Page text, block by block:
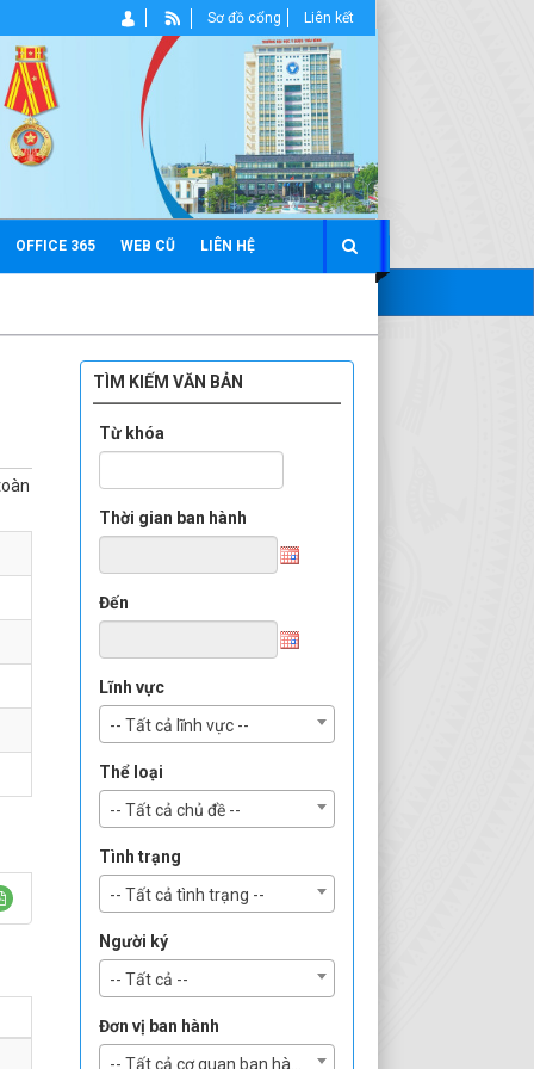
OFFICE 365 WEB CŨ LIÊN HỆ
Sơ đồ cổng Liên kết
TÌM KIẾM VĂN BẢN
Từ khóa
Thời gian ban hành
Đến
Lĩnh vực
-- Tất cả lĩnh vực --
Thể loại
-- Tất cả chủ đề --
Tình trạng
-- Tất cả tình trạng --
Người ký
-- Tất cả --
Đơn vị ban hành